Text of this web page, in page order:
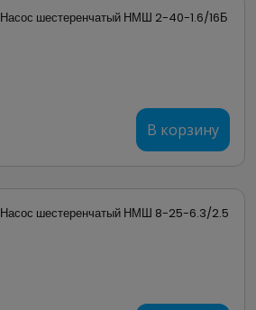
Насос шестеренчатый НМШ 2-40-1.6/16Б
В корзину
Насос шестеренчатый НМШ 8-25-6.3/2.5